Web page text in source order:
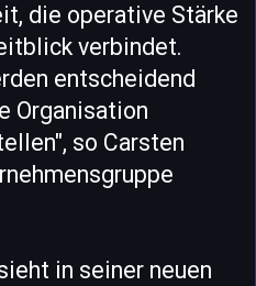
die operative Stärke
verbindet.
entscheidend
Organisation
so Carsten
in seiner neuen